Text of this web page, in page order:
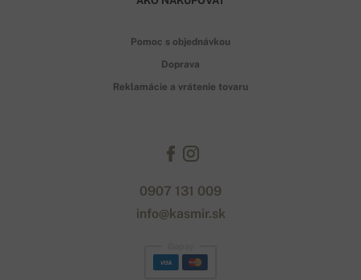
Pomoc s objednávkou
Doprava
Reklamácie a vrátenie tovaru
0907 131 009
info@kasmir.sk